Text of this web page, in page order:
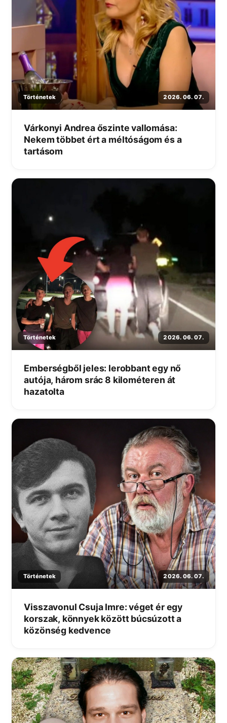
Történetek 2026. 06. 07.
Várkonyi Andrea őszinte vallomása:
Nekem többet ért a méltóságom és a
tartásom
Történetek 2026. 06. 07.
Emberségből jeles: lerobbant egy nő
autója, három srác 8 kilométeren át
hazatolta
Történetek 2026. 06. 07.
Visszavonul Csuja Imre: véget ér egy
korszak, könnyek között búcsúzott a
közönség kedvence